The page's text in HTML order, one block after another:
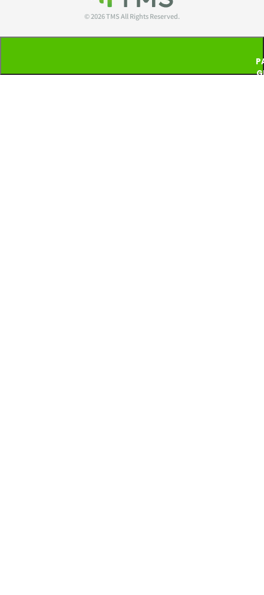
© 2026 TMS All Rights Reserved.